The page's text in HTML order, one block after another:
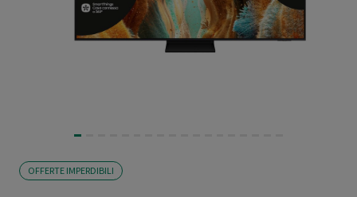
OFFERTE IMPERDIBILI